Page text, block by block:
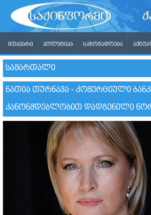
ᲛᲗᲐᲕᲐᲠᲘ ᲞᲝᲚᲘᲢᲘᲙᲐ ᲡᲐᲖᲝᲒᲐᲓᲝᲔᲑᲐ
ᲡᲐᲛᲐᲠᲗᲐᲚᲘ
ᲜᲐᲗᲘᲐ ᲗᲣᲠᲜᲐᲕᲐ - ᲙᲝᲛᲔᲠᲪᲘᲣᲚᲘ
ᲙᲐᲜᲝᲜᲛᲓᲔᲑᲚᲝᲑᲘᲗ ᲓᲐᲓᲒᲔᲜᲘᲚᲘ